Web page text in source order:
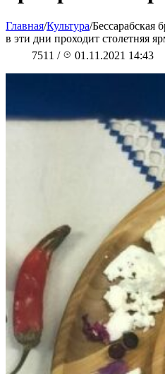
Главная/Культура/Бессарабская
в эти дни проходит столетняя
7511 / 01.11.2021 14:43